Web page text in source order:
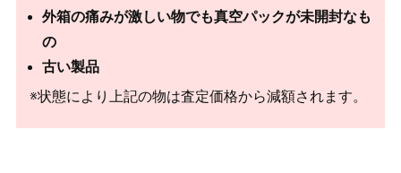
外箱の痛みが激しい物でも真空パックが未開封なも
の
古い製品
※状態により上記の物は査定価格から減額されます。